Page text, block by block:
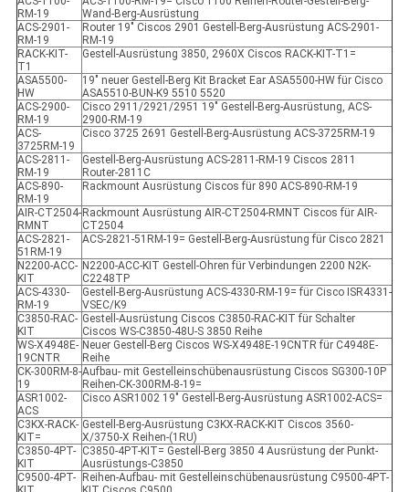
RM-19
Wand-Berg-Ausrüstung
ACS-2901-
RM-19
Router 19" Ciscos 2901 Gestell-Berg-Ausrüstung ACS-2901-
RM-19
RACK-KIT-
T1
Gestell-Ausrüstung 3850, 2960X Ciscos RACK-KIT-T1=
ASA5500-
HW
19" neuer Gestell-Berg Kit Bracket Ear ASA5500-HW für Cisco
ASA5510-BUN-K9 5510 5520
ACS-2900-
RM-19
Cisco 2911/2921/2951 19" Gestell-Berg-Ausrüstung, ACS-
2900-RM-19
ACS-
3725RM-19
Cisco 3725 2691 Gestell-Berg-Ausrüstung ACS-3725RM-19
ACS-2811-
RM-19
Gestell-Berg-Ausrüstung ACS-2811-RM-19 Ciscos 2811
Router-2811C
ACS-890-
RM-19
Rackmount Ausrüstung Ciscos für 890 ACS-890-RM-19
AIR-CT2504-
RMNT
Rackmount Ausrüstung AIR-CT2504-RMNT Ciscos für AIR-
CT2504
ACS-2821-
51RM-19
ACS-2821-51RM-19= Gestell-Berg-Ausrüstung für Cisco 2821
N2200-ACC-
KIT
N2200-ACC-KIT Gestell-Ohren für Verbindungen 2200 N2K-
C2248TP
ACS-4330-
RM-19
Gestell-Berg-Ausrüstung ACS-4330-RM-19= für Cisco ISR4331-
VSEC/K9
C3850-RAC-
KIT
Gestell-Ausrüstung Ciscos C3850-RAC-KIT für Schalter
Ciscos WS-C3850-48U-S 3850 Reihe
WS-X4948E-
19CNTR
Neuer Gestell-Berg Ciscos WS-X4948E-19CNTR für C4948E-
Reihe
CK-300RM-8-
19
Aufbau- mit Gestelleinschübenausrüstung Ciscos SG300-10P
Reihen-CK-300RM-8-19=
ASR1002-
ACS
Cisco ASR1002 19" Gestell-Berg-Ausrüstung ASR1002-ACS=
C3KX-RACK-
KIT=
Gestell-Berg-Ausrüstung C3KX-RACK-KIT Ciscos 3560-
X/3750-X Reihen-(1RU)
C3850-4PT-
KIT
C3850-4PT-KIT= Gestell-Berg 3850 4 Ausrüstung der Punkt-
Ausrüstungs-C3850
C9500-4PT-
Reihen-Aufbau- mit Gestelleinschübenausrüstung C9500-4PT-